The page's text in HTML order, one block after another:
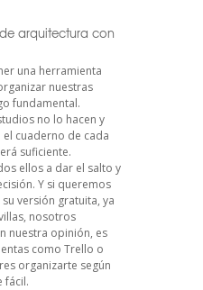
arquitectura con
una herramienta
nuestras
fundamental.
no lo hacen y
cuaderno de cada
suficiente.
ellos a dar el salto y
Y si queremos
versión gratuita, ya
nosotros
nuestra opinión, es
como Trello o
organizarte según
fácil.